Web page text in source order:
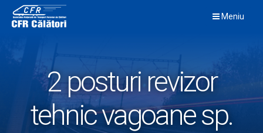
content
Meniu
2 posturi revizor
tehnic vagoane sp.